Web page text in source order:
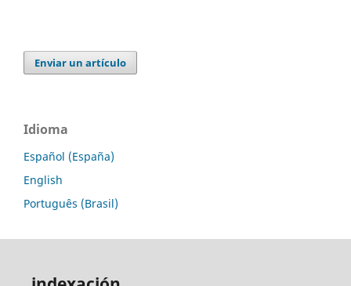
Enviar un artículo
Idioma
Español (España)
English
Português (Brasil)